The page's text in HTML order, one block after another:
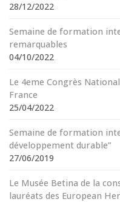
28/12/2022
Semaine de formation
remarquables
04/10/2022
Le 4eme Congrès
France
25/04/2022
Semaine de formation
développement durable”
27/06/2019
Le Musée Betina de la
lauréats des European